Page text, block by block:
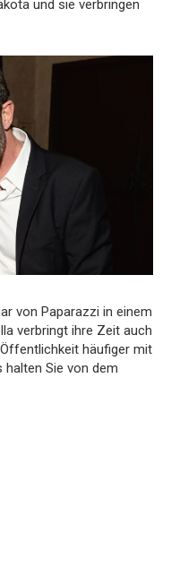
und sie verbringen
von Paparazzi in einem
verbringt ihre Zeit auch
häufiger mit
Sie von dem